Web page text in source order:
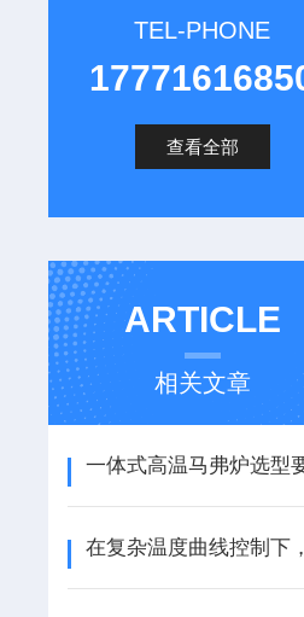
TEL-PHONE
查看全部
ARTICLE
相关文章
一体式高温马弗炉选型